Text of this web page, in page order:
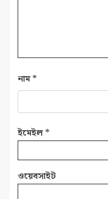
নাম*
ইমেইল*
ওয়েবসাইট